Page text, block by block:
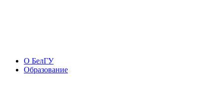
О БелГУ
Образование